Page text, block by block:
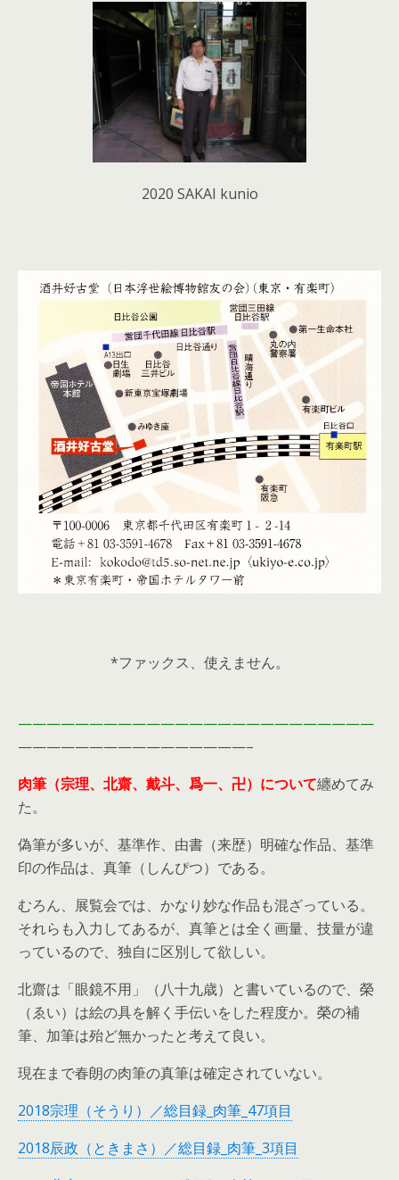
2020 SAKAI kunio
*ファックス、使えません。
—————————————————————————
————————————————–
肉筆（宗理、北齋、戴斗、爲一、卍）について纏めてみ
た。
偽筆が多いが、基準作、由書（来歴）明確な作品、基準
印の作品は、真筆（しんぴつ）である。
むろん、展覧会では、かなり妙な作品も混ざっている。
それらも入力してあるが、真筆とは全く画量、技量が違
っているので、独自に区別して欲しい。
北齋は「眼鏡不用」（八十九歳）と書いているので、榮
（ゑい）は絵の具を解く手伝いをした程度か。榮の補
筆、加筆は殆ど無かったと考えて良い。
現在まで春朗の肉筆の真筆は確定されていない。
2018宗理（そうり）／総目録_肉筆_47項目
2018辰政（ときまさ）／総目録_肉筆_3項目